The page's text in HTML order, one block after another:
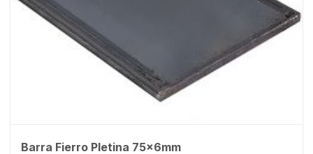
Barra Fierro Pletina 75x6mm